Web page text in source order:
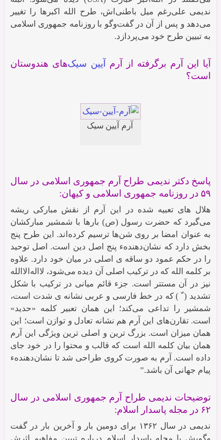
ندیمی علی‌رغم میل باطنی‌اش، طرح الله اکبرها را تغییر
می‌دهد و پس از آن در گفت‌وگو با روزنامه جمهوری اسلامی
به تبیین طرح خود می‌پردازد.
آیا این آرم برگرفته از آرم آیین سیک‌های هندوستان
است؟
آرم آیین سیک
پاسخ دکتر ندیمی طراح آرم جمهوری اسلامی در سال
۵۹ در روزنامه جمهوری اسلامی و کیهان:
هلال های تعبیه‌ شده در این آرم از نقش مبارکی ریشه
می‌گیرد که حضرت رسول (ص) بارها با شمشیر مبارکشان
به عنوان امضا بر روی شن‌ها ترسیم کرده‌اند. این طرح پنج
بخش دارد که نشان‌دهندهء پنج اصل دین است. اصل توحید
را در حکم عمود دو ساقه ی اصلی در میان خود دارد. علاوه
بر کلمه الله که در ترکیب اصلی آن دیده می‌شود، لااله‌الاالله
نیز در آن مستتر است. جزء قائم میانی در ترکیب با شکل
تشدید ( ّ ) که در خط فارسی و عربی نشانه ی شدت است،
شمشیر را تداعی می‌کند؛ این همان تعبیر کلمه «حدید»
است. تقارن‌های این آرم هم نشانه تعادل و توازن است؛ این
همان میزان است. بزرگ‌ ترین و اصلی‌ ترین ویژگی این آرم
همان بیان کلمه الله است که قالب و محتوا را در خود جای
داده است. آرم به صورت کروی طراحی شد تا نشان‌دهندهء
پیام جهانی آن باشد.”
توضیحات ندیمی طراح آرم جمهوری اسلامی در سال
۶۲ در مجله پاسدار اسلام:
ندیمی در سال ۱۳۶۲ برای دومین بار و آخرین بار در گفت